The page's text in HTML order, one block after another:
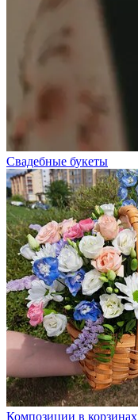
Свадебные букеты
Композиции в корзинах